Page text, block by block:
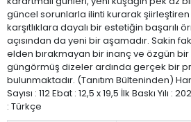
güncel sorunlarla ilinti kurarak şiirleştiren
karşıtlıklara dayalı bir estetiğin başarılı
açısından da yeni bir aşamadır. Sakin
elden bırakmayan bir inanç ve özgün bir
güngörmüş dizeler ardında gerçek bir
bulunmaktadır. (Tanıtım Bülteninden)
Sayısı : 112 Ebat : 12,5 x 19,5 İlk Baskı Yılı :
: Türkçe